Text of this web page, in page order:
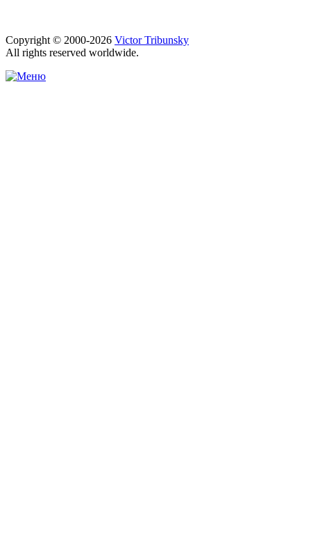
Copyright © 2000-2026 Victor Tribunsky
All rights reserved worldwide.